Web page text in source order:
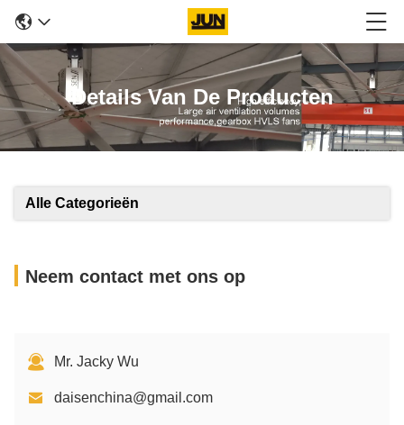
Details Van De Producten
Alle Categorieën
Neem contact met ons op
Mr. Jacky Wu
daisenchina@gmail.com